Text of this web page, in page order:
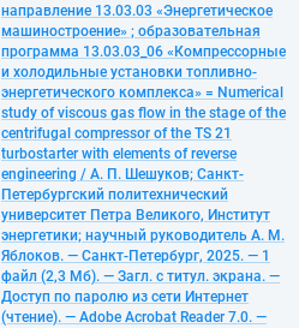
направление 13.03.03 «Энергетическое
машиностроение» ; образовательная
программа 13.03.03_06 «Компрессорные
и холодильные установки топливно-
энергетического комплекса» = Numerical
study of viscous gas flow in the stage of the
centrifugal compressor of the TS 21
turbostarter with elements of reverse
engineering / А. П. Шешуков; Санкт-
Петербургский политехнический
университет Петра Великого, Институт
энергетики; научный руководитель А. М.
Яблоков. — Санкт-Петербург, 2025. — 1
файл (2,3 Мб). — Загл. с титул. экрана. —
Доступ по паролю из сети Интернет
(чтение). — Adobe Acrobat Reader 7.0. —